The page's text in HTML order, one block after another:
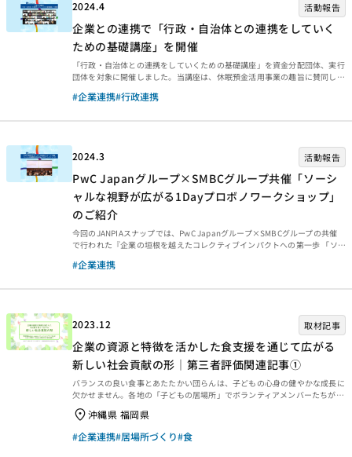
2024.4 活動報告
企業との連携で「行政・自治体との連携をしていく
ための基礎講座」を開催
「行政・自治体との連携をしていくための基礎講座」を資金分配団体、実行
団体を対象に開催しました。当講座は、休眠預金活用事業の趣旨に賛同して
COMMUNITY IMPACTを通じて、有志社員によるプロボノ支援プログラムと
資金分配団体、実行団体の皆さんを対象に、「基本編」と「ワーク編」を
の連携をサポートされている有志社員中西哲帥さんを講師に迎え、行政機関
に「伝わる」提案について学びました。...
#企業連携#行政連携
2024.3 活動報告
PwC Japanグループ×SMBCグループ共催「ソーシ
ャルな視野が広がる1Dayプロボノワークショップ」
のご紹介
今回のJANPIAスナップでは、PwC Japanグループ×SMBCグループの共催
で行われた『企業の垣根を越えたコレクティブインパクトへの第一歩 「ソ
します。 イベント概要 2024年2月17日（土）、PwC Japanグループ（以
SMBCグループ）は、企業の垣根を越えたコレクティブインパクトの創出を
同で開催しました。 本イベントは、昨年10月6日（金）にJANPIA主催で実
施した 「...
#企業連携
2023.12 取材記事
企業の資源と特徴を活かした食支援を通じて広がる
新しい社会貢献の形｜第三者評価関連記事①
バランスの良い食事とあたたかい団らんは、子どもの心身の健やかな成長に
欠かせません。各地の「子どもの居場所」でボランティアメンバーたちが愛
情を込めて準備している食卓には、民間企業からもさまざまな支援が寄せら
れているのをご存知でしょうか。地域に根差した企業が地元の新鮮な食材を
寄附したり、全国に展開する食品企業が出来立てのお弁当を提供したりしな
がら、それぞれの強みを生かして子どもたちの食事を支えているのです。資
沖縄県 福岡県
#企業連携#居場所づくり#食